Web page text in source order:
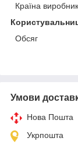
Країна виробник
Обсяг
Умови
Нова Пошта
Укрпошта